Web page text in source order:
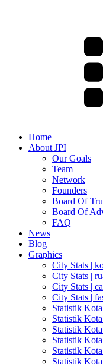
Home
About JPI
Our Goals
Team
Network
Founders
Board Of
Board Of
FAQ
News
Blog
Graphics
City Stats |
City Stats |
City Stats |
City Stats |
Statistik
Statistik
Statistik
Statistik
Statistik
Statistik